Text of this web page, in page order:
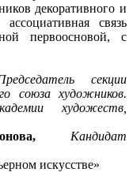
декоративного и
связь
первоосновой, с
секции
союза художников.
художеств,
Кандидат
искусстве»